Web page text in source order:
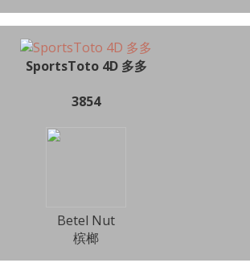
SportsToto 4D 多多
3854
Betel Nut
槟榔